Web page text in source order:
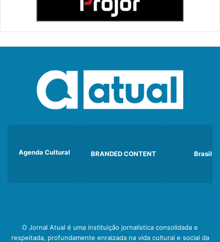
Agenda Cultural BRANDED CONTENT Brasil
O Jornal Atual é uma instituição jornalística consolidada e
respeitada, profundamente enraizada na vida cultural e social da